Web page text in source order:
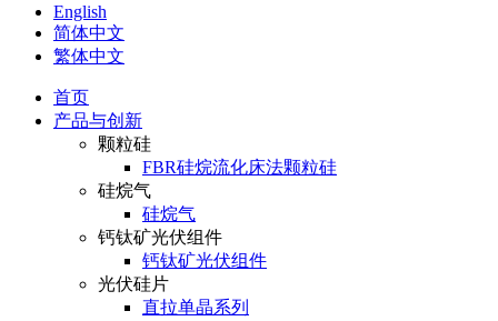
English
简体中文
繁体中文
首页
产品与创新
颗粒硅
FBR硅烷流化床法颗粒硅
硅烷气
硅烷气
钙钛矿光伏组件
钙钛矿光伏组件
光伏硅片
直拉单晶系列